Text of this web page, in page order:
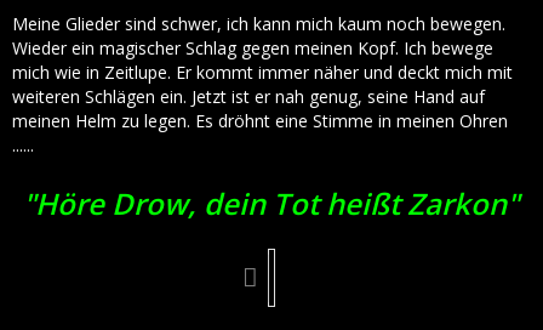
Meine Glieder sind schwer, ich kann mich kaum noch bewegen.
Wieder ein magischer Schlag gegen meinen Kopf. Ich bewege
mich wie in Zeitlupe. Er kommt immer näher und deckt mich mit
weiteren Schlägen ein. Jetzt ist er nah genug, seine Hand auf
meinen Helm zu legen. Es dröhnt eine Stimme in meinen Ohren
......
"Höre Drow, dein Tot heißt Zarkon"